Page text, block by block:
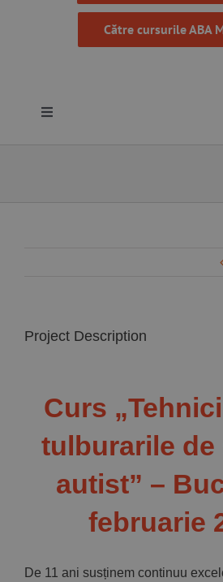
Către cursurile ABA
Toggle
Contact
Magazin
Project Description
Curs
tulburarile de
autist” –
februarie
De 11 ani susținem continuu